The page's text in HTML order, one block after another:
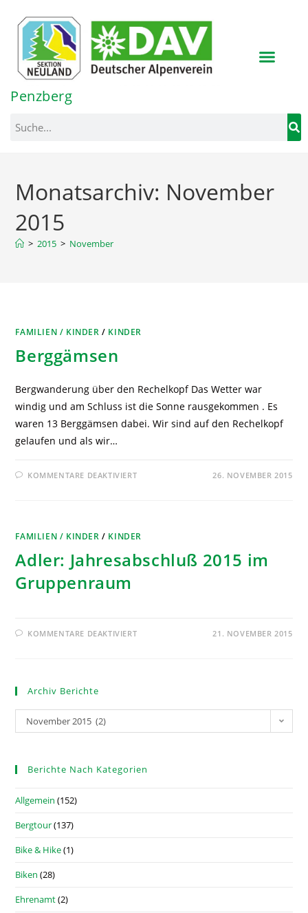
springen
Penzberg
Monatsarchiv: November
2015
> 2015 > November
FAMILIEN / KINDER / KINDER
Berggämsen
Bergwanderung über den Rechelkopf Das Wetter war
windig und am Schluss ist die Sonne rausgekommen . Es
waren 13 Berggämsen dabei. Wir sind auf den Rechelkopf
gelaufen und als wir…
KOMMENTARE DEAKTIVIERT 26. NOVEMBER 2015
FAMILIEN / KINDER / KINDER
Adler: Jahresabschluß 2015 im
Gruppenraum
KOMMENTARE DEAKTIVIERT 21. NOVEMBER 2015
Archiv Berichte
November 2015 (2)
Berichte Nach Kategorien
Allgemein (152)
Bergtour(137)
Bike & Hike(1)
Biken (28)
Ehrenamt(2)